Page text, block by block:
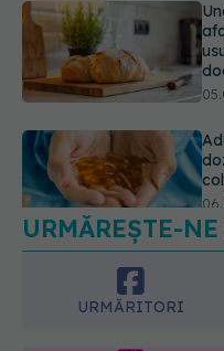
URMĂREȘTE-
URMĂRITORI